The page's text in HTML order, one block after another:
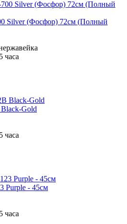
Silver (Фосфор) 72см (Полный
часа
Gold
часа
Purple - 45см
часа